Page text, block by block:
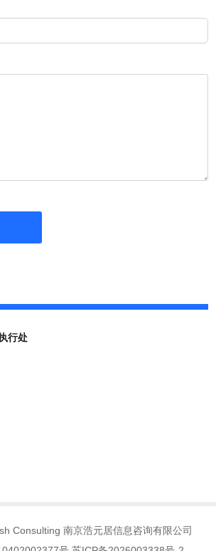
行处
Consulting 南京浩元居信息咨询有限公司